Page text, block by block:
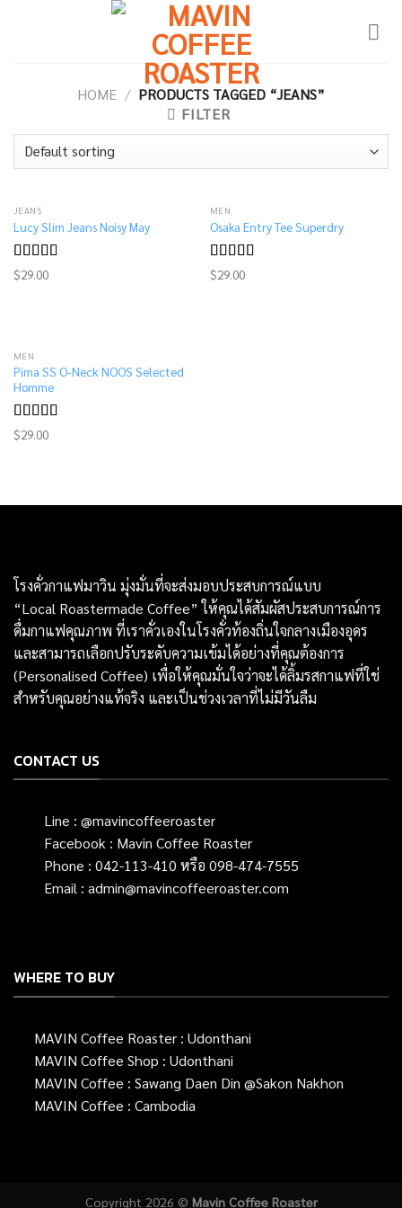
HOME / PRODUCTS TAGGED “JEANS”
FILTER
JEANS
Lucy Slim Jeans Noisy May
Rated
$29.00
MEN
Osaka Entry Tee Superdry
Rated
$29.00
MEN
Pima SS O-Neck NOOS Selected
Homme
Rated
$29.00
โรงคั่วกาแฟมาวิน มุ่งมั่นที่จะส่งมอบประสบการณ์แบบ
“Local Roastermade Coffee” ให้คุณได้สัมผัสประสบการณ์การ
ดื่มกาแฟคุณภาพ ที่เราคั่วเองในโรงคั่วท้องถิ่นใจกลางเมืองอุดร
และสามารถเลือกปรับระดับความเข้มได้อย่างที่คุณต้องการ
(Personalised Coffee) เพื่อให้คุณมั่นใจว่าจะได้ลิ้มรสกาแฟที่ใช่
สำหรับคุณอย่างแท้จริง และเป็นช่วงเวลาที่ไม่มีวันลืม
CONTACT US
Line : @mavincoffeeroaster
Facebook : Mavin Coffee Roaster
Phone : 042-113-410 หรือ 098-474-7555
Email : admin@mavincoffeeroaster.com
WHERE TO BUY
MAVIN Coffee Roaster : Udonthani
MAVIN Coffee Shop : Udonthani
MAVIN Coffee : Sawang Daen Din @Sakon Nakhon
MAVIN Coffee : Cambodia
Copyright 2026 © Mavin Coffee Roaster